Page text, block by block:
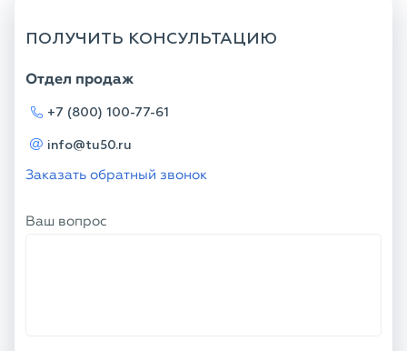
ПОЛУЧИТЬ КОНСУЛЬТАЦИЮ
Отдел продаж
+7 (800) 100-77-61
info@tu50.ru
Заказать обратный звонок
Ваш вопрос